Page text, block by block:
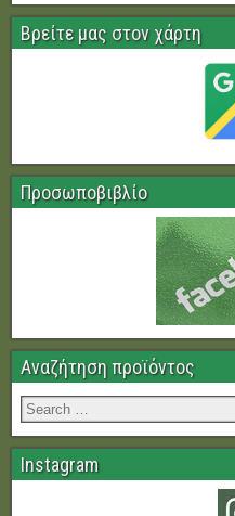
Βρείτε μας στον χάρτη
Προσωποβιβλίο
Αναζήτηση προϊόντος
Instagram